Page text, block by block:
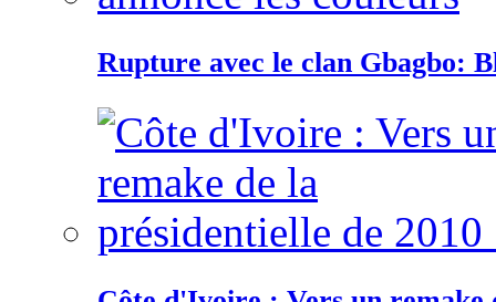
Rupture avec le clan Gbagbo: